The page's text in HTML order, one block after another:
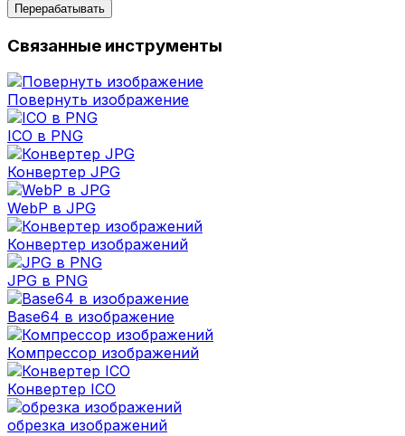
Перерабатывать
Связанные инструменты
Повернуть изображение
ICO в PNG
Конвертер JPG
WebP в JPG
Конвертер изображений
JPG в PNG
Base64 в изображение
Компрессор изображений
Конвертер ICO
обрезка изображений